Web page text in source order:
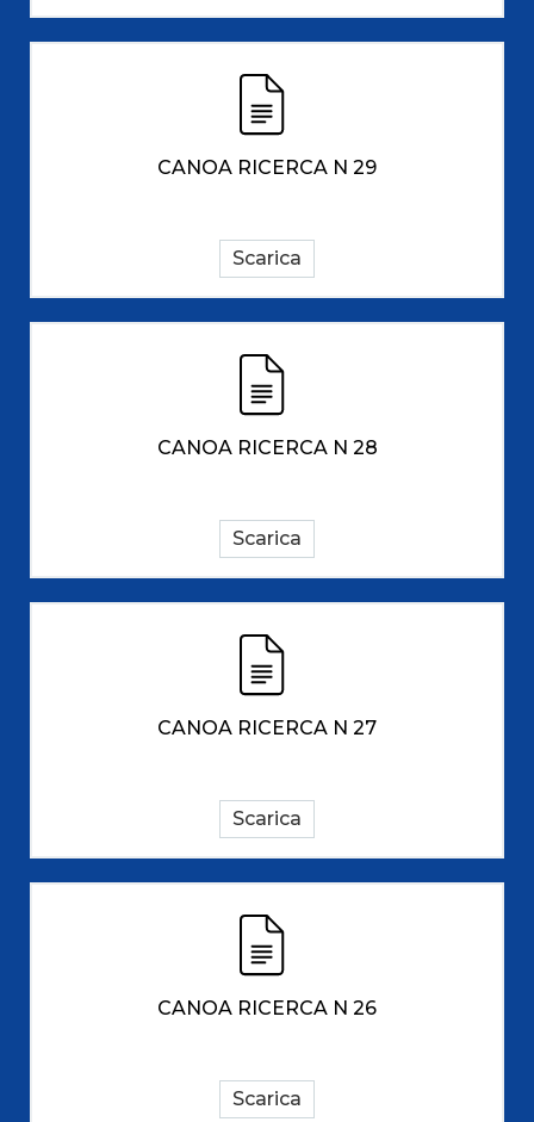
CANOA RICERCA N 29
Scarica
CANOA RICERCA N 28
Scarica
CANOA RICERCA N 27
Scarica
CANOA RICERCA N 26
Scarica